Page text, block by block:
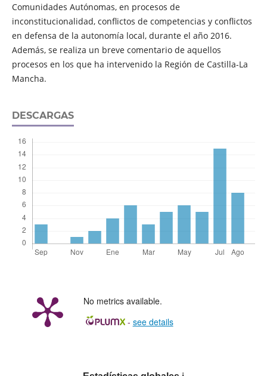
Comunidades Autónomas, en procesos de
inconstitucionalidad, conflictos de competencias y conflictos
en defensa de la autonomía local, durante el año 2016.
Además, se realiza un breve comentario de aquellos
procesos en los que ha intervenido la Región de Castilla-La
Mancha.
DESCARGAS
No metrics available.
- see details